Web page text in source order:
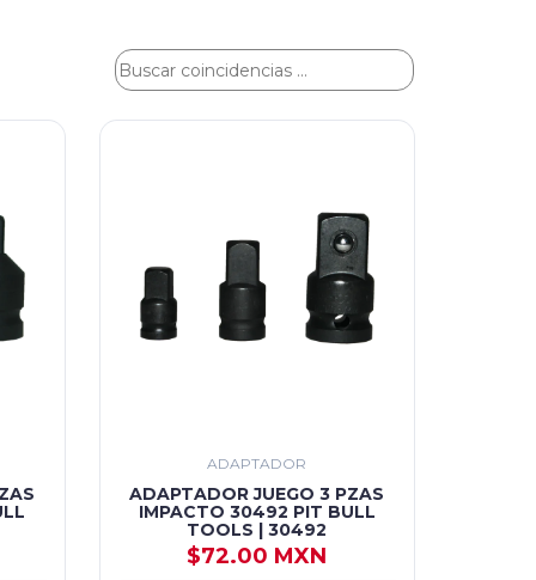
ADAPTADOR
ADAPTADOR JUEGO 3 PZAS
IMPACTO 30492 PIT BULL
TOOLS | 30492
$72.00 MXN